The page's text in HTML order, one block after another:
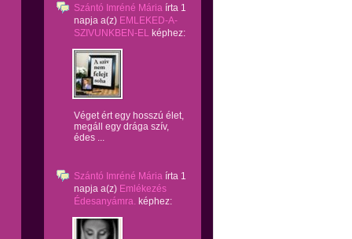
Szántó Imréné Mária írta 1
napja a(z) EMLEKED-A-
SZIVUNKBEN-EL képhez:
Véget ért egy hosszú élet,
megáll egy drága szív,
édes ...
Szántó Imréné Mária írta 1
napja a(z) Emlékezés
Édesanyámra. képhez: